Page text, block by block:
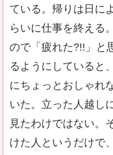
ている。帰りは日に
らいに仕事を終える
ので「疲れた?!!」と
るようにしていると
にちょっとおしゃれ
いた。立った人越し
見たわけではない。
けた人というだけで